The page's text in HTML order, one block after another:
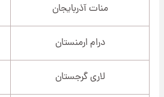
منات آذربایجان
درام ارمنستان
لاری گرجستان